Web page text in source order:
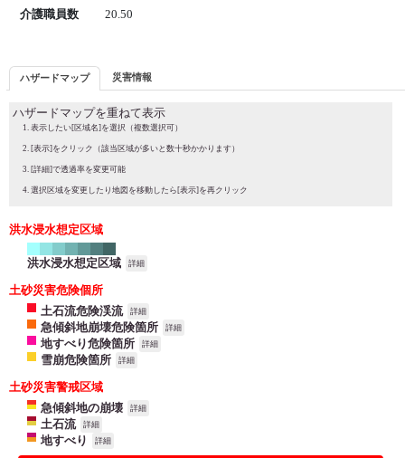
介護職員数 20.50
ハザードマップ 災害情報
ハザードマップを重ねて表示
表示したい[区域名]を選択（複数選択可）
[表示]をクリック（該当区域が多いと数十秒かかります）
[詳細]で透過率を変更可能
選択区域を変更したり地図を移動したら[表示]を再クリック
洪水浸水想定区域
洪水浸水想定区域 詳細
土砂災害危険個所
土石流危険渓流
詳細
急傾斜地崩壊危険箇所 詳細
地すべり危険箇所 詳細
雪崩危険箇所 詳細
土砂災害警戒区域
急傾斜地の崩壊
詳細
土石流 詳細
地すべり 詳細